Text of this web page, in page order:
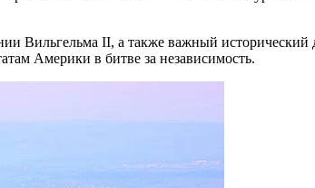
Вильгельма II, а также важный
Америки в битве за независимость.